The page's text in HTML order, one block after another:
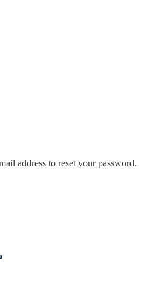
address to reset your password.